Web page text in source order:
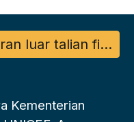
Dapatkan kit pembelajaran luar talian fizikal yang lengkap di sini.
Kementerian